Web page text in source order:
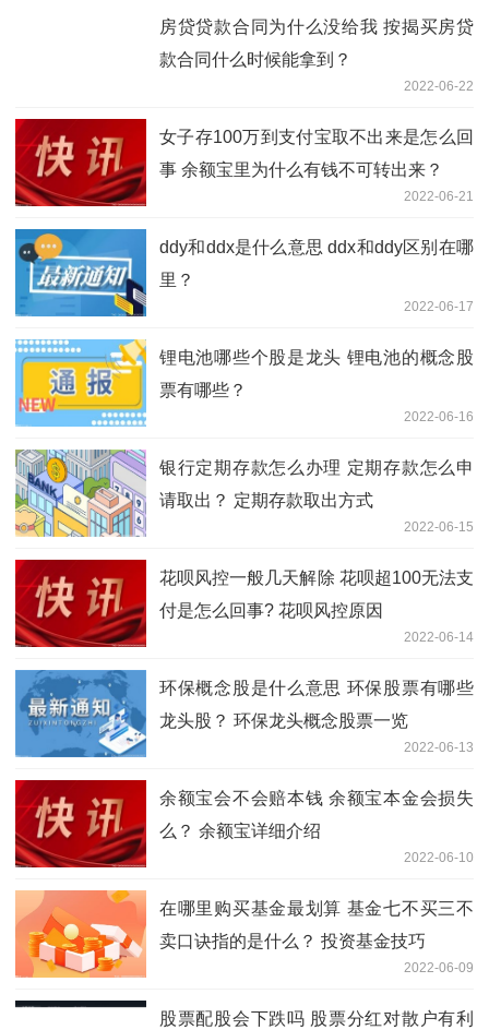
房贷贷款合同为什么没给我 按揭买房贷
款合同什么时候能拿到？
2022-06-22
女子存100万到支付宝取不出来是怎么回
事 余额宝里为什么有钱不可转出来？
2022-06-21
ddy和ddx是什么意思 ddx和ddy区别在哪
里？
2022-06-17
锂电池哪些个股是龙头 锂电池的概念股
票有哪些？
2022-06-16
银行定期存款怎么办理 定期存款怎么申
请取出？ 定期存款取出方式
2022-06-15
花呗风控一般几天解除 花呗超100无法支
付是怎么回事? 花呗风控原因
2022-06-14
环保概念股是什么意思 环保股票有哪些
龙头股？ 环保龙头概念股票一览
2022-06-13
余额宝会不会赔本钱 余额宝本金会损失
么？ 余额宝详细介绍
2022-06-10
在哪里购买基金最划算 基金七不买三不
卖口诀指的是什么？ 投资基金技巧
2022-06-09
股票配股会下跌吗 股票分红对散户有利